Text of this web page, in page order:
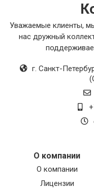
Уважаемые клиенты,
нас дружный
г. Санкт-
О компании
О компании
Лицензии